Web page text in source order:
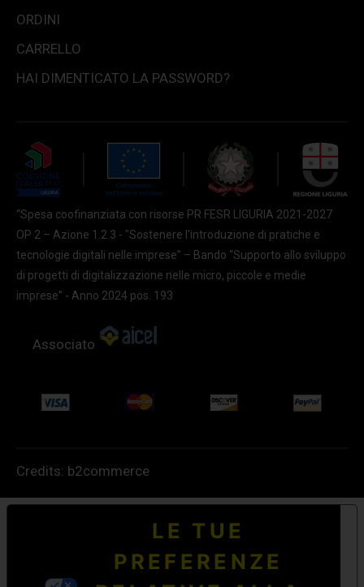
ORDINI
CARRELLO
HAI DIMENTICATO LA PASSWORD?
“Spesa coofinanziata con risorse PR FESR LIGURIA 2021-2027
OP 2 – Azione 1.2.3 - "Sostenere l'introduzione di pratiche e
tecnologie digitali nelle imprese” – Bando “Supporto allo sviluppo
di progetti di digitalizzazione nelle micro, piccole e medie
imprese” - Anno 2024 pos. 193
Associato
Credits: b2commerce
LE TUE
PREFERENZE